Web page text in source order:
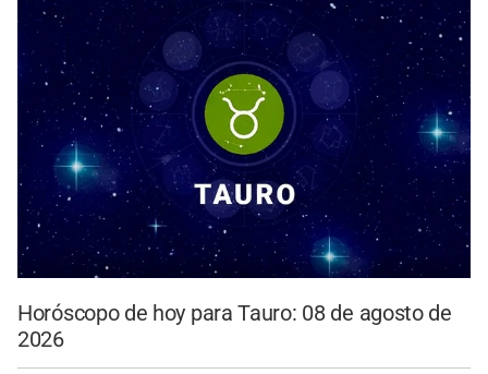
Horóscopo de hoy para Tauro: 08 de agosto de
2026